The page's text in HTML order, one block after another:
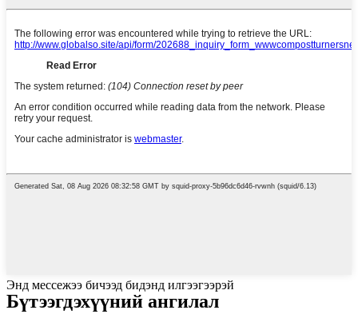
Энд мессежээ бичээд бидэнд илгээгээрэй
Бүтээгдэхүүний ангилал